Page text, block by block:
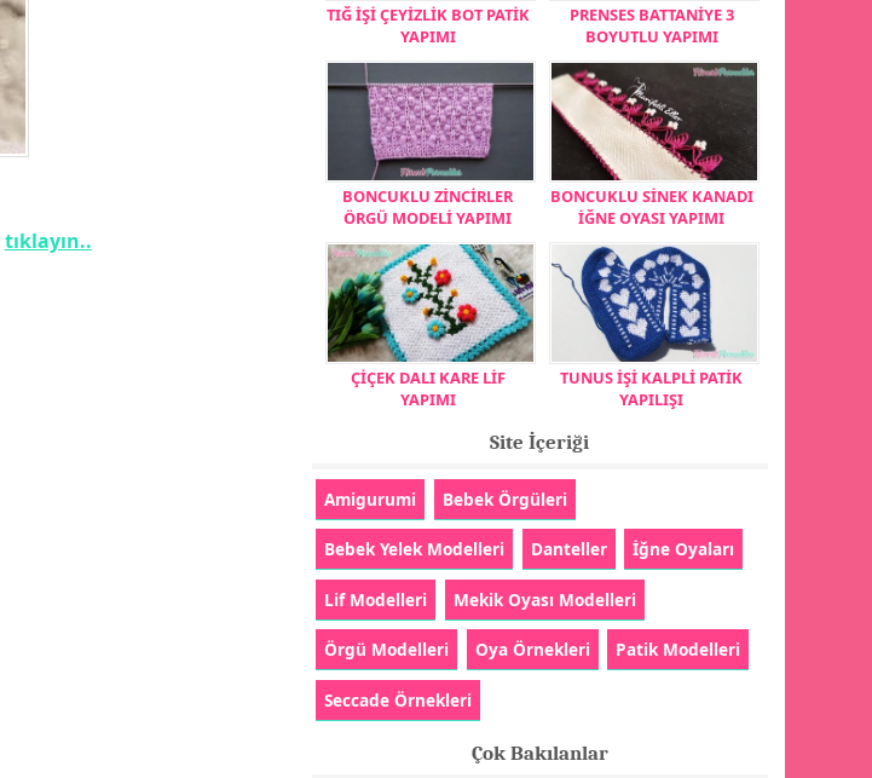
tıklayın..
TIĞ İŞİ ÇEYİZLİK BOT PATİK
YAPIMI
PRENSES BATTANİYE 3
BOYUTLU YAPIMI
BONCUKLU ZİNCİRLER
ÖRGÜ MODELİ YAPIMI
BONCUKLU SİNEK KANADI
İĞNE OYASI YAPIMI
ÇİÇEK DALI KARE LİF
YAPIMI
TUNUS İŞİ KALPLİ PATİK
YAPILIŞI
Site İçeriği
Amigurumi Bebek Örgüleri
Bebek Yelek Modelleri Danteller İğne Oyaları
Lif Modelleri Mekik Oyası Modelleri
Örgü Modelleri Oya Örnekleri Patik Modelleri
Seccade Örnekleri
Çok Bakılanlar